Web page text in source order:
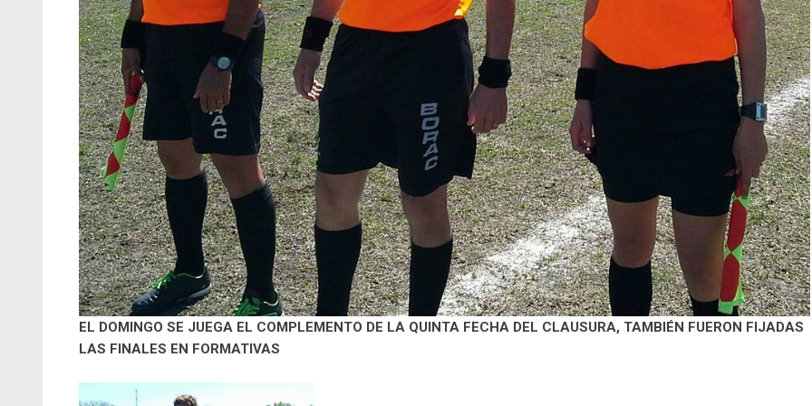
EL DOMINGO SE JUEGA EL COMPLEMENTO DE LA QUINTA FECHA DEL CLAUSURA, TAMBIÉN FUERON FIJADAS
LAS FINALES EN FORMATIVAS